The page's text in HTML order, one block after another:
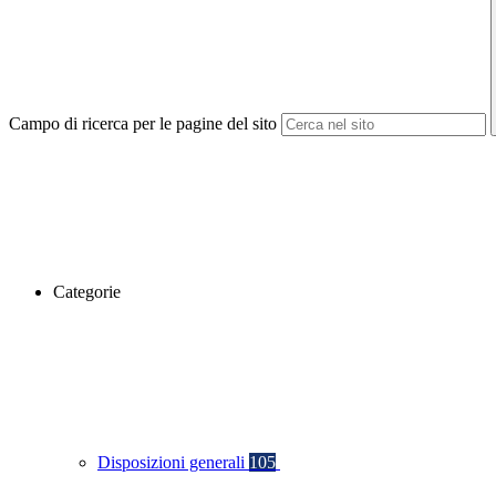
Campo di ricerca per le pagine del sito
Categorie
Disposizioni generali 105